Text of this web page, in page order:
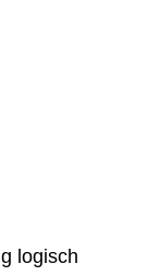
logisch